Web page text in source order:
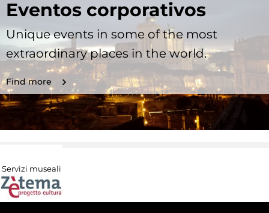
Eventos corporativos
Unique events in some of the most
extraordinary places in the world.
Find more
Servizi museali